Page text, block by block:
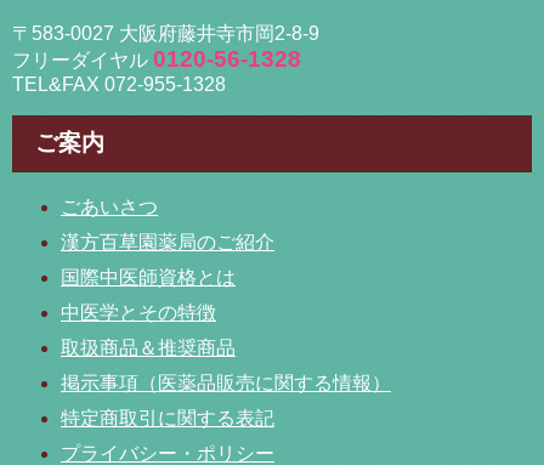
〒583-0027 大阪府藤井寺市岡2-8-9
フリーダイヤル 0120-56-1328
TEL&FAX 072-955-1328
ご案内
ごあいさつ
漢方百草園薬局のご紹介
国際中医師資格とは
中医学とその特徴
取扱商品＆推奨商品
掲示事項（医薬品販売に関する情報）
特定商取引に関する表記
プライバシー・ポリシー